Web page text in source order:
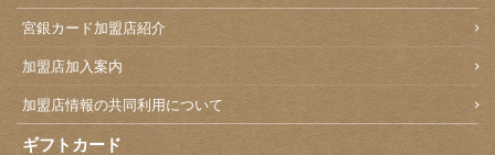
宮銀カード加盟店紹介
加盟店加入案内
加盟店情報の共同利用について
ギフトカード